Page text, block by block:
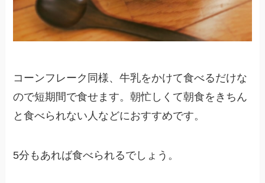
コーンフレーク同様、牛乳をかけて食べるだけな
ので短期間で食せます。朝忙しくて朝食をきちん
と食べられない人などにおすすめです。
5分もあれば食べられるでしょう。